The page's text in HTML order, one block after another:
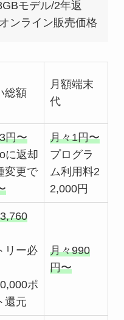
モデル/2年返
ンライン販売価格
総額
月額端末
代
円〜
に返却
変更で
月々1円〜
プログラ
ム利用料2
2,000円
リー必
ポ
還元
月々990
円〜